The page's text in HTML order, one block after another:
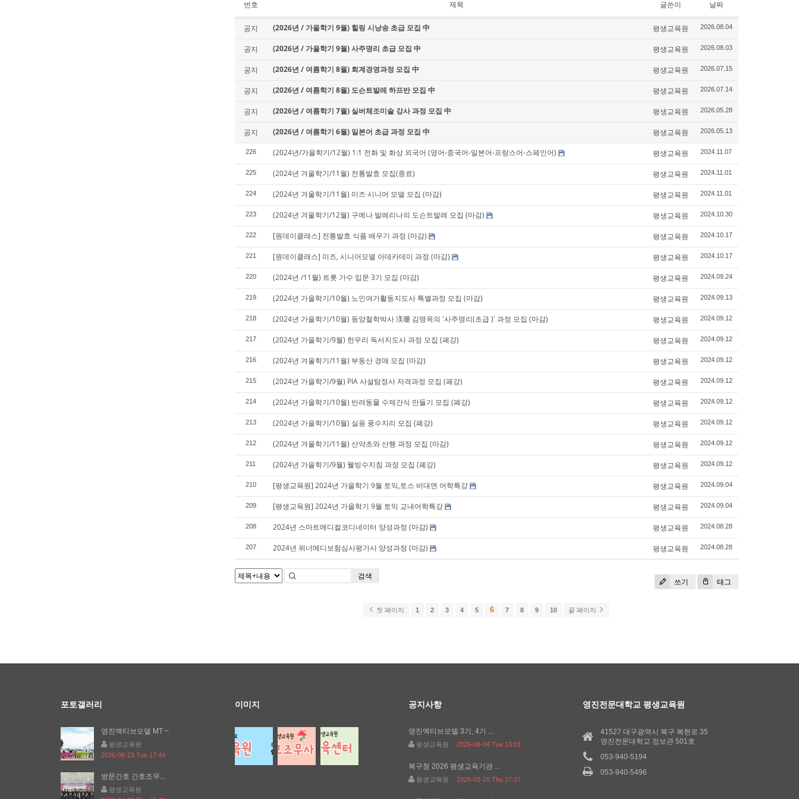
번호 제목 글쓴이 날짜
공지 (2026년 / 가을학기 9월) 힐링 시낭송 초급 모집 中 평생교육원 2026.08.04
공지 (2026년 / 가을학기 9월) 사주명리 초급 모집 中 평생교육원 2026.08.03
공지 (2026년 / 여름학기 8월) 회계경영과정 모집 中 평생교육원 2026.07.15
공지 (2026년 / 여름학기 8월) 도슨트발레 하프반 모집 中 평생교육원 2026.07.14
공지 (2026년 / 여름학기 7월) 실버체조미술 강사 과정 모집 中 평생교육원 2026.05.28
공지 (2026년 / 여름학기 6월) 일본어 초급 과정 모집 中 평생교육원 2026.05.13
226 (2024년/가을학기/12월) 1:1 전화 및 화상 외국어 (영어-중국어-일본어-프랑스어-스페인어) 평생교육원 2024.11.07
225 (2024년 겨울학기/11월) 전통발효 모집(종료) 평생교육원 2024.11.01
224 (2024년 겨울학기/11월) 미즈·시니어 모델 모집 (마감) 평생교육원 2024.11.01
223 (2024년 겨울학기/12월) 구예나 발레리나의 도슨트발레 모집 (마감) 평생교육원 2024.10.30
222 [원데이클래스] 전통발효 식품 배우기 과정 (마감) 평생교육원 2024.10.17
221 [원데이클래스] 미즈, 시니어모델 아데카데미 과정 (마감) 평생교육원 2024.10.17
220 (2024년 /11월) 트롯 가수 입문 3기 모집 (마감) 평생교육원 2024.09.24
219 (2024년 가을학기/10월) 노인여가활동지도사 특별과정 모집 (마감) 평생교육원 2024.09.13
218 (2024년 가을학기/10월) 동양철학박사 渼珊 김명옥의 '사주명리(초급 )' 과정 모집 (마감) 평생교육원 2024.09.12
217 (2024년 가을학기/9월) 한우리 독서지도사 과정 모집 (폐강) 평생교육원 2024.09.12
216 (2024년 겨울학기/11월) 부동산 경매 모집 (마감) 평생교육원 2024.09.12
215 (2024년 가을학기/9월) PIA 사설탐정사 자격과정 모집 (폐강) 평생교육원 2024.09.12
214 (2024년 가을학기/10월) 반려동물 수제간식 만들기 모집 (폐강) 평생교육원 2024.09.12
213 (2024년 가을학기/10월) 실용 풍수지리 모집 (폐강) 평생교육원 2024.09.12
212 (2024년 겨울학기/11월) 산약초와 산행 과정 모집 (마감) 평생교육원 2024.09.12
211 (2024년 가을학기/9월) 웰빙수지침 과정 모집 (폐강) 평생교육원 2024.09.12
210 [평생교육원] 2024년 가을학기 9월 토익,토스 비대면 어학특강 평생교육원 2024.09.04
209 [평생교육원] 2024년 가을학기 9월 토익 교내어학특강 평생교육원 2024.09.04
208 2024년 스마트메디컬코디네이터 양성과정 (마감) 평생교육원 2024.08.28
207 2024년 위너메디보험심사평가사 양성과정 (마감) 평생교육원 2024.08.28
쓰기 태그
검색
첫 페이지 1 2 3 4 5 6 7 8 9 10 끝 페이지
포토갤러리
영진액티브모델 MT ~
평생교육원
2026-06-23 Tue 17:44
방문간호 간호조무...
평생교육원
이미지 공지사항
영진엑티브모델 3기, 4기 ...
평생교육원 2026-08-04 Tue 13:01
북구청 2026 평생교육기관 ...
평생교육원 2026-03-26 Thu 17:27
영진전문대학교 평생교육원
41527 대구광역시 북구 복현로 35
영진전문대학교 정보관 501호
053-940-5194
053-940-5496